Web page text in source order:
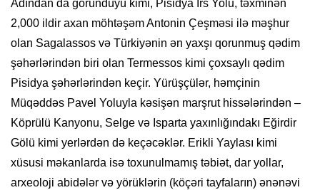
Adından da göründüyü kimi, Pisidya İrs Yolu, təxminən
2,000 ildir axan möhtəşəm Antonin Çeşməsi ilə məşhur
olan Sagalassos və Türkiyənin ən yaxşı qorunmuş qədim
şəhərlərindən biri olan Termessos kimi çoxsaylı qədim
Pisidya şəhərlərindən keçir. Yürüşçülər, həmçinin
Müqəddəs Pavel Yoluyla kəsişən marşrut hissələrindən –
Köprülü Kanyonu, Selge və Isparta yaxınlığındakı Eğirdir
Gölü kimi yerlərdən də keçəcəklər. Erikli Yaylası kimi
xüsusi məkanlarda isə toxunulmamış təbiət, dar yollar,
arxeoloji abidələr və yörüklərin (köçəri tayfaların) ənənəvi